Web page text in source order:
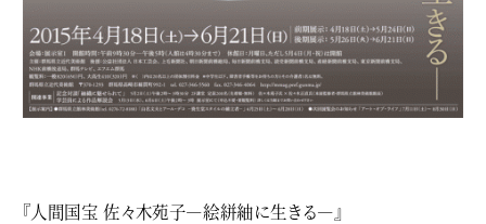
『人間国宝 佐々木苑子―絵絣紬に生きる―』